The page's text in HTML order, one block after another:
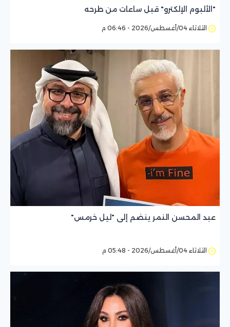
"الألبوم الإلكترو" قبل ساعات من طرحه
الثلاثاء 04/أغسطس/2026 - 06:46 م
عبد المحسن النمر ينضم إلى "ليل خرمس"
الثلاثاء 04/أغسطس/2026 - 05:48 م